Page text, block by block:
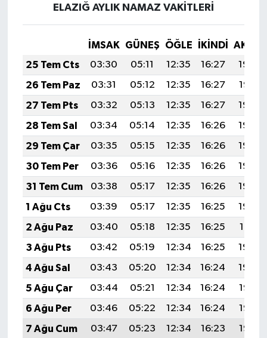
ELAZIĞ AYLIK NAMAZ VAKITLERI
İMSAK GÜNEŞ ÖĞLE İKINDI
25 Tem Cts
03:30 05:11 12:35 16:27
19:48
26 Tem Paz
03:31 05:12 12:35 16:27
19:47
27 Tem Pts
03:32 05:13 12:35 16:27
19:46
28 Tem Sal
03:34 05:14 12:35 16:26
19:46
29 Tem Çar
03:35 05:15 12:35 16:26
19:45
30 Tem Per
03:36 05:16 12:35 16:26
19:44
31 Tem Cum
03:38 05:17 12:35 16:26
19:43
1 Ağu Cts
03:39 05:17 12:35 16:25
19:42
2 Ağu Paz
03:40 05:18 12:35 16:25
19:41
3 Ağu Pts
03:42 05:19 12:34 16:25
19:40
4 Ağu Sal
03:43 05:20 12:34 16:24
19:39
5 Ağu Çar
03:44 05:21 12:34 16:24
19:38
6 Ağu Per
03:46 05:22 12:34 16:24
19:37
7 Ağu Cum
03:47 05:23 12:34 16:23
19:35